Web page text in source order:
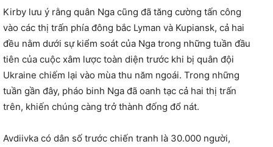
Kirby lưu ý rằng quân Nga cũng đã tăng cường tấn công
vào các thị trấn phía đông bắc Lyman và Kupiansk, cả hai
đều nằm dưới sự kiểm soát của Nga trong những tuần đầu
tiên của cuộc xâm lược toàn diện trước khi bị quân đội
Ukraine chiếm lại vào mùa thu năm ngoái. Trong những
tuần gần đây, pháo binh Nga đã oanh tạc cả hai thị trấn
trên, khiến chúng càng trở thành đống đổ nát.
Avdiivka có dân số trước chiến tranh là 30.000 người,